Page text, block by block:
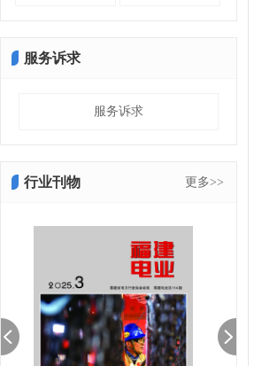
服务诉求
服务诉求
更多>>
行业刊物